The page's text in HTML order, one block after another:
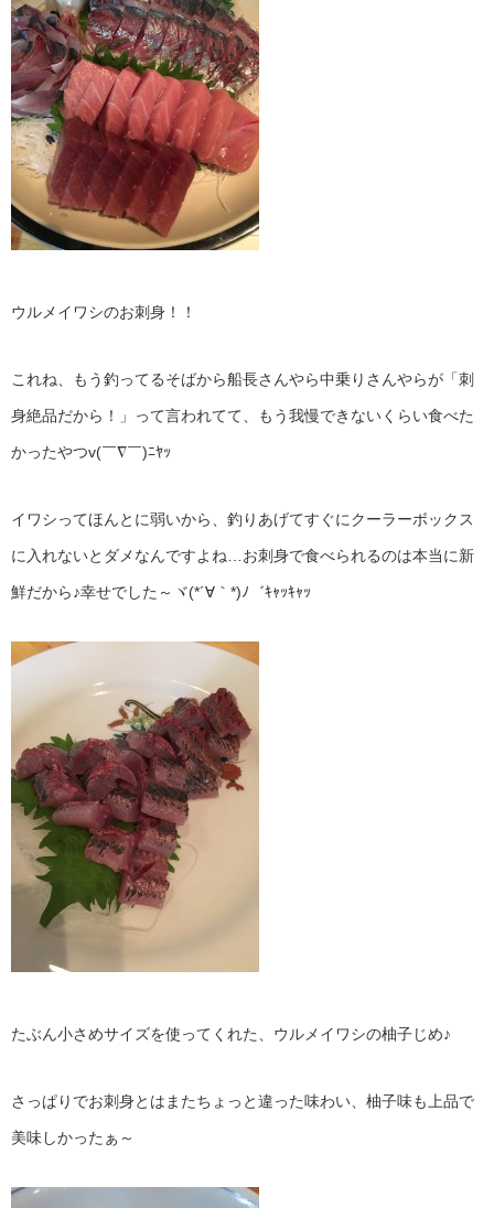
ウルメイワシのお刺身！！
これね、もう釣ってるそばから船長さんやら中乗りさんやらが「刺
身絶品だから！」って言われてて、もう我慢できないくらい食べた
かったやつv(￣∇￣)ﾆﾔｯ
イワシってほんとに弱いから、釣りあげてすぐにクーラーボックス
に入れないとダメなんですよね…お刺身で食べられるのは本当に新
鮮だから♪幸せでした～ヾ(*´∀｀*)ﾉ゛ｷｬｯｷｬｯ
たぶん小さめサイズを使ってくれた、ウルメイワシの柚子じめ♪
さっぱりでお刺身とはまたちょっと違った味わい、柚子味も上品で
美味しかったぁ～